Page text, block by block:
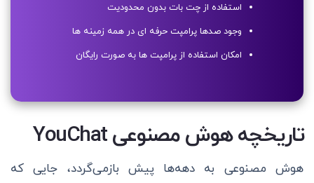
استفاده از چت بات بدون محدودیت
وجود صدها پرامپت حرفه ای در همه زمینه ها
امکان استفاده از پرامپت ها به صورت رایگان
تاریخچه هوش مصنوعی YouChat
هوش مصنوعی به دهه‌ها پیش بازمی‌گردد، جایی که